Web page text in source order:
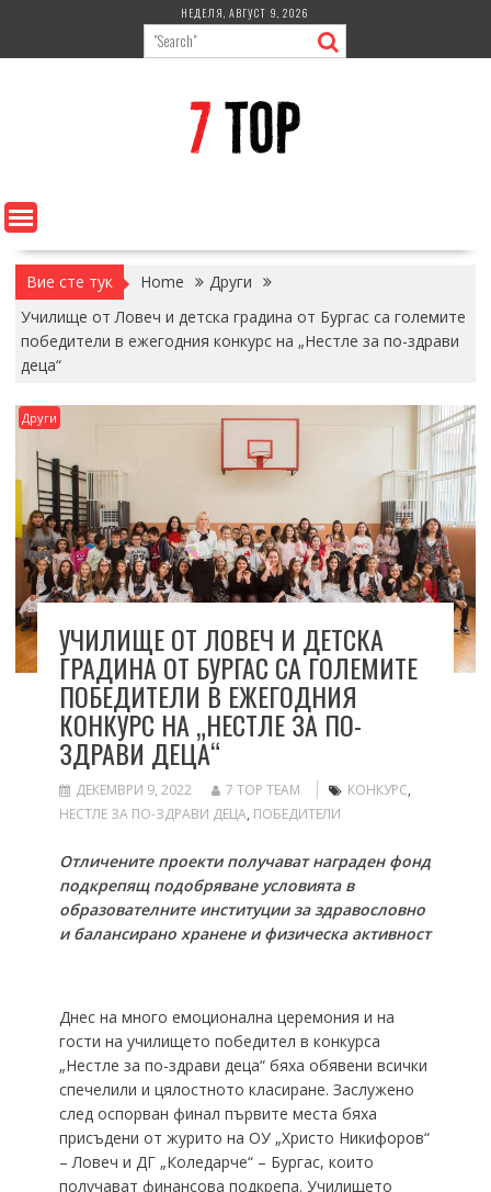
content
НЕДЕЛЯ, АВГУСТ 9, 2026
Вие сте тук Home
Други
Училище от Ловеч и детска градина от Бургас са големите
победители в ежегодния конкурс на „Нестле за по-здрави
деца“
Други
УЧИЛИЩЕ ОТ ЛОВЕЧ И ДЕТСКА
ГРАДИНА ОТ БУРГАС СА ГОЛЕМИТЕ
ПОБЕДИТЕЛИ В ЕЖЕГОДНИЯ
КОНКУРС НА „НЕСТЛЕ ЗА ПО-
ЗДРАВИ ДЕЦА“
ДЕКЕМВРИ 9, 2022 7 TOP TEAM КОНКУРС,
НЕСТЛЕ ЗА ПО-ЗДРАВИ ДЕЦА, ПОБЕДИТЕЛИ
Отличените проекти получават награден фонд
подкрепящ подобряване условията в
образователните институции за здравословно
и балансирано хранене и физическа активност
Днес на много емоционална церемония и на
гости на училището победител в конкурса
„Нестле за по-здрави деца“ бяха обявени всички
спечелили и цялостното класиране. Заслужено
след оспорван финал първите места бяха
присъдени от журито на ОУ „Христо Никифоров“
– Ловеч и ДГ „Коледарче“ – Бургас, които
получават финансова подкрепа. Училището